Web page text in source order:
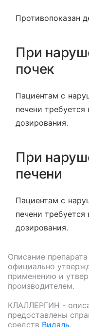
Противопоказан
При
почек
Пациентам с
печени
дозирования.
При
печени
Пациентам с
печени
дозирования.
Описание препарата
официально
применению и
производителем.
КЛАЛЛЕРГИН -
предоставлены
средств Видаль.